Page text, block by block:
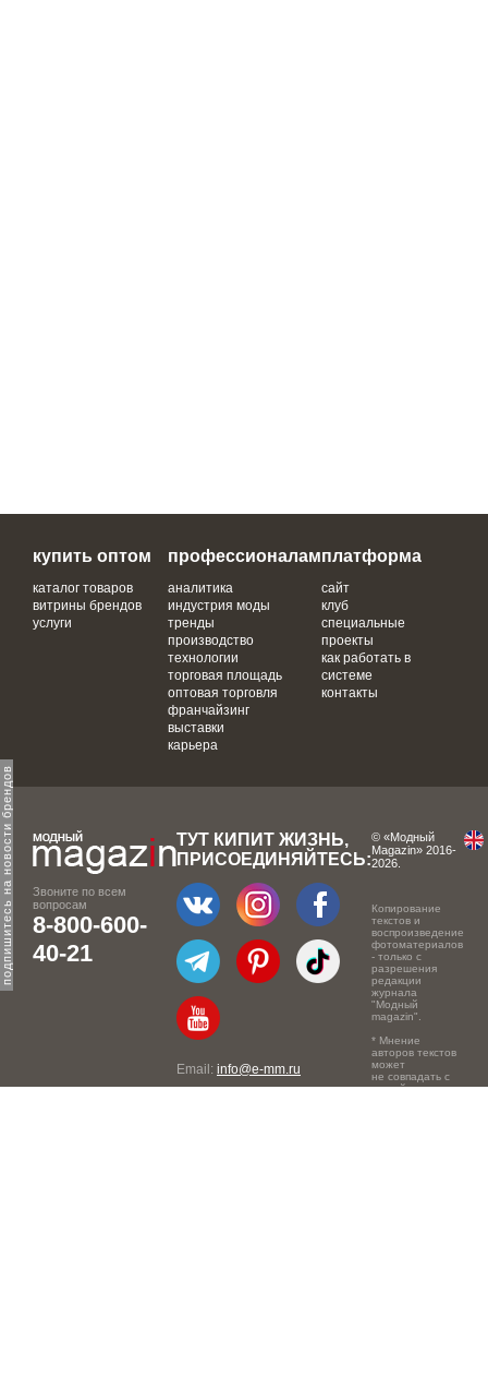
подпишитесь на новости брендов
купить оптом
каталог товаров
витрины брендов
услуги
профессионалам
аналитика
индустрия моды
тренды
производство
технологии
торговая площадь
оптовая торговля
франчайзинг
выставки
карьера
платформа
сайт
клуб
специальные
проекты
как работать в
системе
контакты
Звоните по всем
вопросам
8-800-600-
40-21
ТУТ КИПИТ ЖИЗНЬ,
ПРИСОЕДИНЯЙТЕСЬ:
Email: info@e-mm.ru
© «Модный
Magazin» 2016-
2026.
Копирование
текстов и
воспроизведение
фотоматериалов
- только с
разрешения
редакции
журнала
"Модный
magazin".
* Мнение
авторов текстов
может
не совпадать с
точкой зрения